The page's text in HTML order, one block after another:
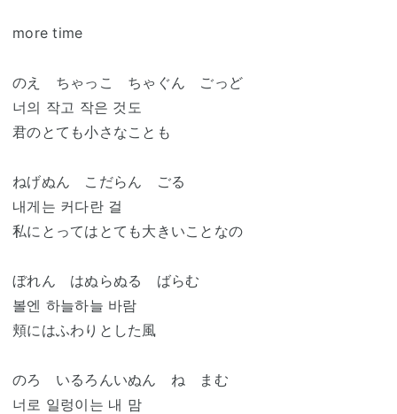
more time
のえ ちゃっこ ちゃぐん ごっど
너의 작고 작은 것도
君のとても小さなことも
ねげぬん こだらん ごる
내게는 커다란 걸
私にとってはとても大きいことなの
ぼれん はぬらぬる ばらむ
볼엔 하늘하늘 바람
頬にはふわりとした風
のろ いるろんいぬん ね まむ
너로 일렁이는 내 맘